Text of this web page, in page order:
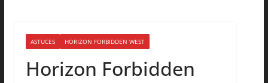
ASTUCES HORIZON FORBIDDEN WEST
Horizon Forbidden